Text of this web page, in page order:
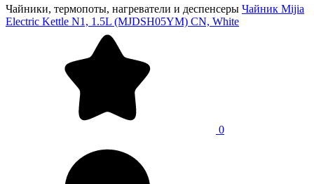
Чайники, термопоты, нагреватели и деспенсеры Чайник Mijia
Electric Kettle N1, 1.5L (MJDSH05YM) CN, White
0